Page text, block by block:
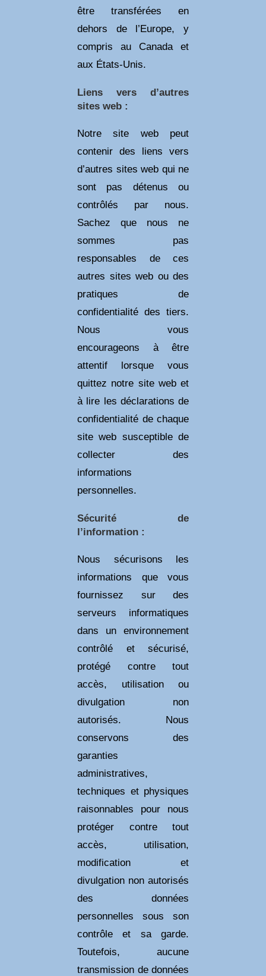
être transférées en
dehors de l’Europe, y
compris au Canada et
aux États-Unis.
Liens vers d’autres
sites web :
Notre site web peut
contenir des liens vers
d’autres sites web qui ne
sont pas détenus ou
contrôlés par nous.
Sachez que nous ne
sommes pas
responsables de ces
autres sites web ou des
pratiques de
confidentialité des tiers.
Nous vous
encourageons à être
attentif lorsque vous
quittez notre site web et
à lire les déclarations de
confidentialité de chaque
site web susceptible de
collecter des
informations
personnelles.
Sécurité de
l’information :
Nous sécurisons les
informations que vous
fournissez sur des
serveurs informatiques
dans un environnement
contrôlé et sécurisé,
protégé contre tout
accès, utilisation ou
divulgation non
autorisés. Nous
conservons des
garanties
administratives,
techniques et physiques
raisonnables pour nous
protéger contre tout
accès, utilisation,
modification et
divulgation non autorisés
des données
personnelles sous son
contrôle et sa garde.
Toutefois, aucune
transmission de données